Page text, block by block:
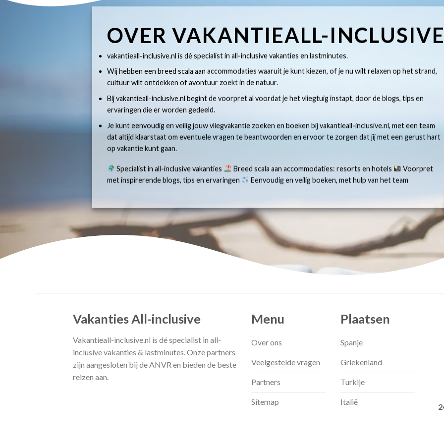
OVER VAKANTIEALL-
vakantieall-inclusive.nl is dé specialist in all-inclusive vakanties en lastminutes.
Wij hebben een breed scala aan accommodaties waaruit je kunt kiezen, of je nu wilt relaxen op het strand,
cultuur wilt ontdekken of avontuur zoekt in de natuur.
Bij vakantieall-inclusive.nl begint de voorpret al voordat je het vliegtuig instapt, door de blogs, tips en
ervaringen die er worden gedeeld.
Je kunt eenvoudig en veilig jouw vliegvakantie zoeken en boeken bij vakantieall-inclusive.nl, met een team
dat altijd klaarstaat om eventuele vragen te beantwoorden en ervoor te zorgen dat jij met een gerust hart
op vakantie kunt gaan.
Specialist in all-inclusive vakanties Breed scala aan accommodaties: resorts en hotels
Voorpret
met inspirerende blogs, tips en ervaringen
Eenvoudig en veilig boeken, met hulp van het team
Vakanties All-inclusive
Vakantieall-inclusive.nl is dé specialist in all-
inclusive vakanties & lastminutes. Onze partners
zijn aangesloten bij de ANVR en bieden de beste
reizen aan.
Menu
Over ons
Veelgestelde vragen
Partners
Sitemap
Plaatsen
Spanje
Griekenland
Turkije
Italië